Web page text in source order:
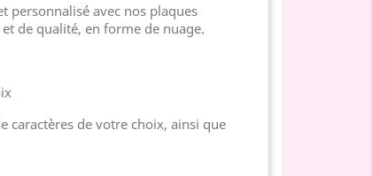
personnalisé avec nos plaques
de qualité, en forme de nuage.
caractères de votre choix, ainsi que